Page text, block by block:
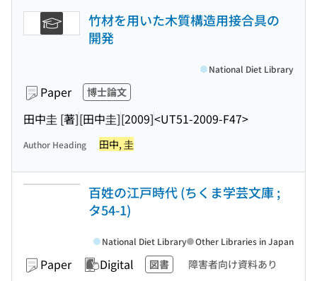
竹材を用いた木質構造用接合具の
開発
Paper 博士論文
田中圭 [著][田中圭][2009]<UT51-2009-F47>
National Diet Library
Author Heading 田中, 圭
百姓の江戸時代 (ちくま学芸文庫 ;
タ54-1)
Paper Digital 図書 障害者向け資料あり
National Diet Library Other Libraries in Japan